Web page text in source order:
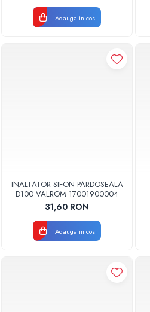
Adauga in cos
INALTATOR SIFON PARDOSEALA
D100 VALROM 17001900004
31,60 RON
Adauga in cos